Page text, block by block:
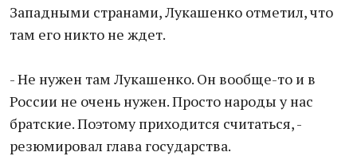
Западными странами, Лукашенко отметил, что
там его никто не ждет.
- Не нужен там Лукашенко. Он вообще-то и в
России не очень нужен. Просто народы у нас
братские. Поэтому приходится считаться, -
резюмировал глава государства.